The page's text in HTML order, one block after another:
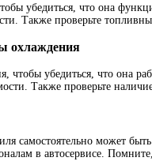
убедиться, что она
Также проверьте
охлаждения
чтобы убедиться, что она
Также проверьте
самостоятельно может
в автосервисе.